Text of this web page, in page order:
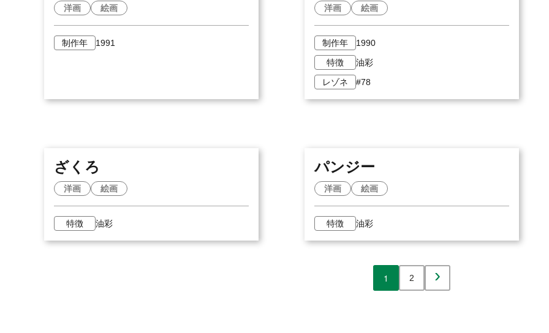
洋画 絵画
制作年 1991
洋画 絵画
制作年
1990
特徴
油彩
レゾネ
#78
ざくろ
洋画 絵画
特徴 油彩
パンジー
洋画 絵画
特徴 油彩
1 2 ›